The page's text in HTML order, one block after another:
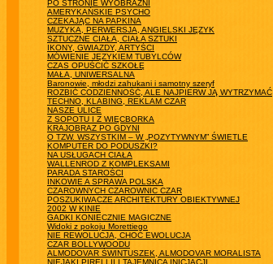
PO STRONIE WYOBRAŹNI
AMERYKAŃSKIE PSYCHO
CZEKAJĄC NA PAPKINA
MUZYKA, PERWERSJA, ANGIELSKI JĘZYK
SZTUCZNE CIAŁA, CIAŁA SZTUKI
IKONY, GWIAZDY, ARTYŚCI
MÓWIENIE JĘZYKIEM TUBYLCÓW
CZAS OPUŚCIĆ SZKOŁĘ
MAŁA, UNIWERSALNA
Baronowie, młodzi zahukani i samotny szeryf
ROZBIĆ CODZIENNOŚĆ, ALE NAJPIERW JĄ WYTRZYMAĆ
TECHNO, KLABING, REKLAM CZAR
NASZE ULICE
Z SOPOTU I Z WIĘCBORKA
KRAJOBRAZ PO GDYNI
O TZW. WSZYSTKIM – W „POZYTYWNYM” ŚWIETLE
KOMPUTER DO PODUSZKI?
NA USŁUGACH CIAŁA
WALLENROD Z KOMPLEKSAMI
PARADA STAROŚCI
INKOWIE A SPRAWA POLSKA
CZAROWNYCH CZAROWNIC CZAR
POSZUKIWACZE ARCHITEKTURY OBIEKTYWNEJ
2002 W KINIE
GADKI KONIECZNIE MAGICZNE
Widoki z pokoju Morettiego
NIE REWOLUCJA, CHOĆ EWOLUCJA
CZAR BOLLYWOODU
ALMODOVAR ŚWINTUSZEK, ALMODOVAR MORALISTA